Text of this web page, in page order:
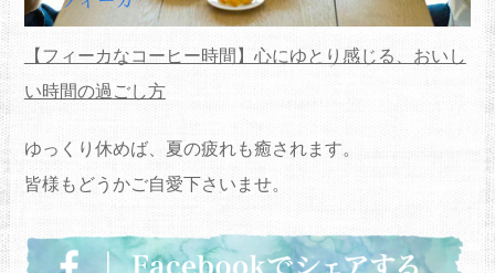
【フィーカなコーヒー時間】心にゆとり感じる、おいし
い時間の過ごし方
ゆっくり休めば、夏の疲れも癒されます。
皆様もどうかご自愛下さいませ。